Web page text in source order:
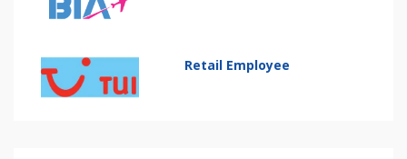
Retail Employee